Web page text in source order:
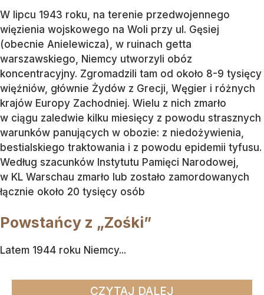
W lipcu 1943 roku, na terenie przedwojennego
więzienia wojskowego na Woli przy ul. Gęsiej
(obecnie Anielewicza), w ruinach getta
warszawskiego, Niemcy utworzyli obóz
koncentracyjny. Zgromadzili tam od około 8-9 tysięcy
więźniów, głównie Żydów z Grecji, Węgier i różnych
krajów Europy Zachodniej. Wielu z nich zmarło
w ciągu zaledwie kilku miesięcy z powodu strasznych
warunków panujących w obozie: z niedożywienia,
bestialskiego traktowania i z powodu epidemii tyfusu.
Według szacunków Instytutu Pamięci Narodowej,
w KL Warschau zmarło lub zostało zamordowanych
łącznie około 20 tysięcy osób
Powstańcy z „Zośki”
Latem 1944 roku Niemcy...
CZYTAJ DALEJ